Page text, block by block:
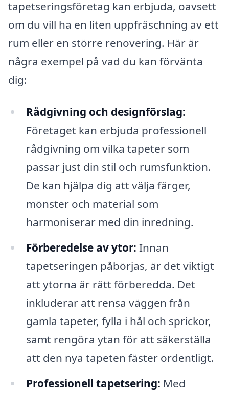
tapetseringsföretag kan erbjuda, oavsett
om du vill ha en liten uppfräschning av ett
rum eller en större renovering. Här är
några exempel på vad du kan förvänta
dig:
Rådgivning och designförslag:
Företaget kan erbjuda professionell
rådgivning om vilka tapeter som
passar just din stil och rumsfunktion.
De kan hjälpa dig att välja färger,
mönster och material som
harmoniserar med din inredning.
Förberedelse av ytor: Innan
tapetseringen påbörjas, är det viktigt
att ytorna är rätt förberedda. Det
inkluderar att rensa väggen från
gamla tapeter, fylla i hål och sprickor,
samt rengöra ytan för att säkerställa
att den nya tapeten fäster ordentligt.
Professionell tapetsering: Med